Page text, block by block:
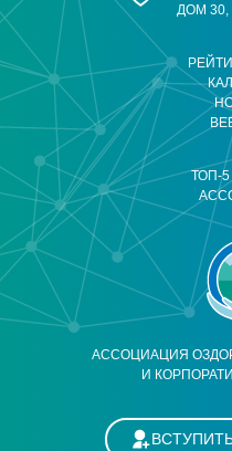
АССОЦИАЦИЯ
И
ТОП-
ДОМ